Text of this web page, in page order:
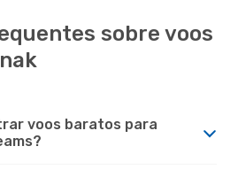
sobre voos
voos baratos para